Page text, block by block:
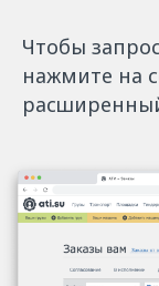
Чтобы
нажмите на